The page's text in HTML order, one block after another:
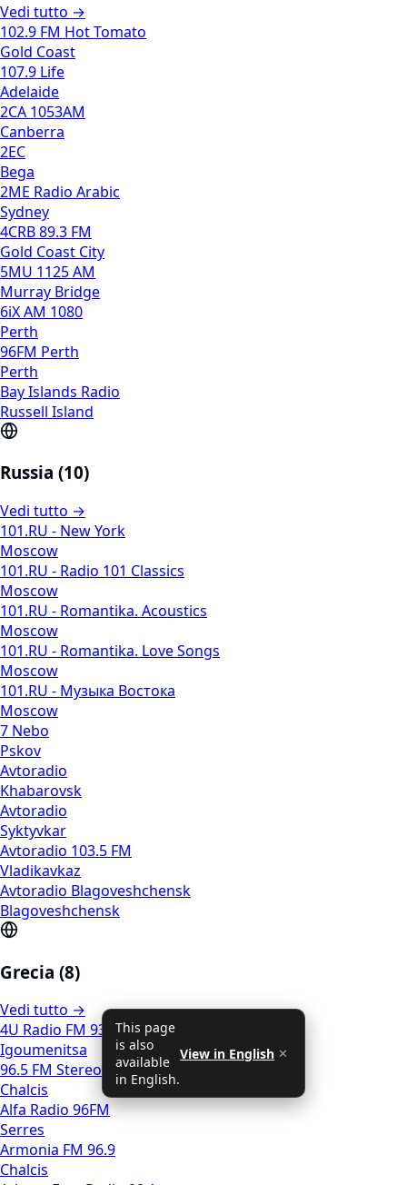
Vedi tutto →
102.9 FM Hot Tomato
Gold Coast
107.9 Life
Adelaide
2CA 1053AM
Canberra
2EC
Bega
2ME Radio Arabic
Sydney
4CRB 89.3 FM
Gold Coast City
5MU 1125 AM
Murray Bridge
6iX AM 1080
Perth
96FM Perth
Perth
Bay Islands Radio
Russell Island
Russia (10)
Vedi tutto →
101.RU - New York
Moscow
101.RU - Radio 101 Classics
Moscow
101.RU - Romantika. Acoustics
Moscow
101.RU - Romantika. Love Songs
Moscow
101.RU - Музыка Востока
Moscow
7 Nebo
Pskov
Avtoradio
Khabarovsk
Avtoradio
Syktyvkar
Avtoradio 103.5 FM
Vladikavkaz
Avtoradio Blagoveshchensk
Blagoveshchensk
Grecia (8)
Vedi tutto →
4U Radio FM 93.1
Igoumenitsa
96.5 FM Stereo
Chalcis
Alfa Radio 96FM
Serres
Armonia FM 96.9
Chalcis
This page
is also
available
in English.
View in English ✕